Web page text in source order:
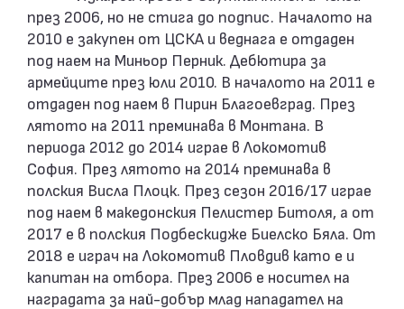
през 2006, но не стига до подпис. Началото на
2010 е закупен от ЦСКА и веднага е отдаден
под наем на Миньор Перник. Дебютира за
армейците през юли 2010. В началото на 2011 е
отдаден под наем в Пирин Благоевград. През
лятото на 2011 преминава в Монтана. В
периода 2012 до 2014 играе в Локомотив
София. През лятото на 2014 преминава в
полския Висла Плоцк. През сезон 2016/17 играе
под наем в македонския Пелистер Битоля, а от
2017 е в полския Подбескидже Биелско Бяла. От
2018 е играч на Локомотив Пловдив като е и
капитан на отбора. През 2006 е носител на
наградата за най-добър млад нападател на